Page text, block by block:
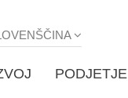
PODJETJE